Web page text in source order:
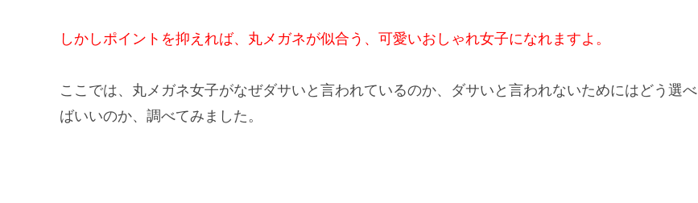
しかしポイントを抑えれば、丸メガネが似合う、可愛いおしゃれ女子になれますよ。
ここでは、丸メガネ女子がなぜダサいと言われているのか、ダサいと言われないためにはどう選べ
ばいいのか、調べてみました。